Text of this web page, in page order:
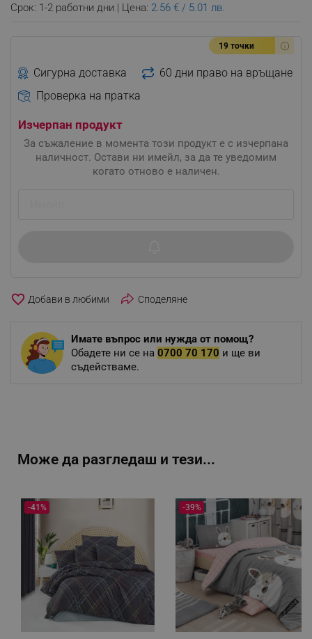
Срок: 1-2 работни дни | Цена: 2.56 € / 5.01 лв.
19 точки
Сигурна доставка
60 дни право на връщане
Проверка на пратка
Изчерпан продукт
За съжаление в момента този продукт е с изчерпана
наличност. Остави ни имейл, за да те уведомим
когато отново е наличен.
favorite_border Споделяне
Имате въпрос или нужда от помощ?
Обадете ни се на 0700 70 170 и ще ви
съдействаме.
Може да разгледаш и тези...
-41% -39%